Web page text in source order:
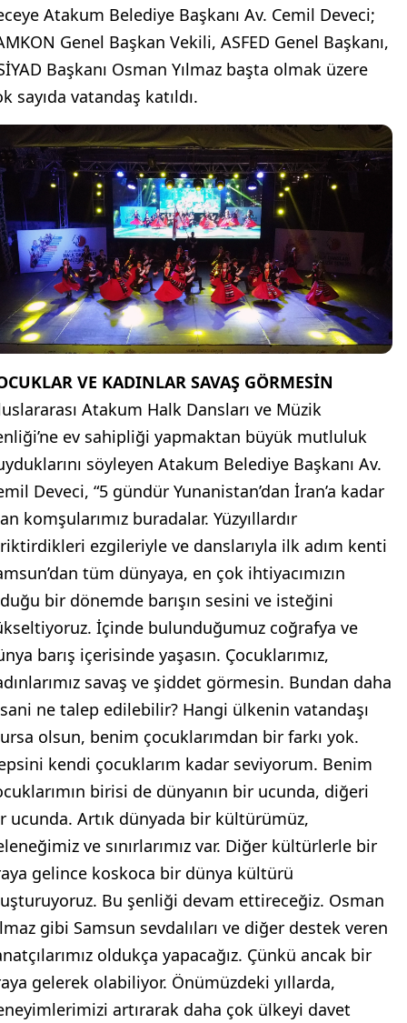
Atakum Belediye Başkanı Av. Cemil Deveci;
Genel Başkan Vekili, ASFED Genel Başkanı,
Başkanı Osman Yılmaz başta olmak üzere
sayıda vatandaş katıldı.
VE KADINLAR SAVAŞ GÖRMESİN
Atakum Halk Dansları ve Müzik
ev sahipliği yapmaktan büyük mutluluk
söyleyen Atakum Belediye Başkanı Av.
Deveci, “5 gündür Yunanistan’dan İran’a kadar
komşularımız buradalar. Yüzyıllardır
ezgileriyle ve danslarıyla ilk adım kenti
tüm dünyaya, en çok ihtiyacımızın
bir dönemde barışın sesini ve isteğini
İçinde bulunduğumuz coğrafya ve
barış içerisinde yaşasın. Çocuklarımız,
savaş ve şiddet görmesin. Bundan daha
ne talep edilebilir? Hangi ülkenin vatandaşı
olsun, benim çocuklarımdan bir farkı yok.
kendi çocuklarım kadar seviyorum. Benim
birisi de dünyanın bir ucunda, diğeri
ucunda. Artık dünyada bir kültürümüz,
ve sınırlarımız var. Diğer kültürlerle bir
gelince koskoca bir dünya kültürü
Bu şenliği devam ettireceğiz. Osman
gibi Samsun sevdalıları ve diğer destek veren
oldukça yapacağız. Çünkü ancak bir
gelerek olabiliyor. Önümüzdeki yıllarda,
artırarak daha çok ülkeyi davet